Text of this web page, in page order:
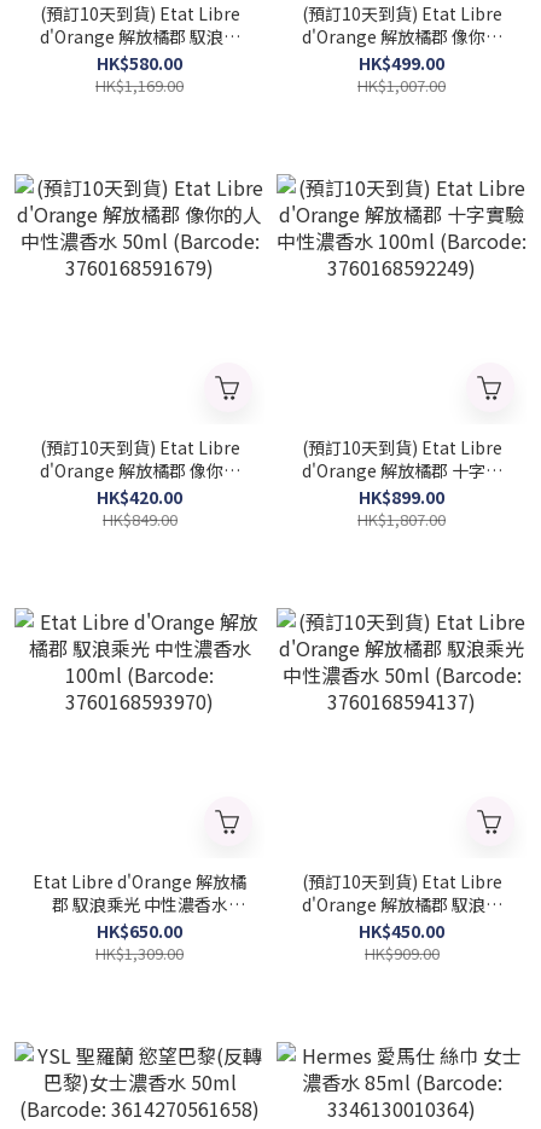
(預訂10天到貨) Etat Libre
d'Orange 解放橘郡 馭浪乘
光 中性濃香水 100ml (簡裝)
(Barcode: 3760168594007)
HK$580.00
HK$1,169.00
(預訂10天到貨) Etat Libre
d'Orange 解放橘郡 像你的
人 中性濃香水 100ml (簡裝)
(Barcode: 3760168591686)
HK$499.00
HK$1,007.00
(預訂10天到貨) Etat Libre
d'Orange 解放橘郡 像你的
人 中性濃香水 50ml
(Barcode: 3760168591679)
HK$420.00
HK$849.00
(預訂10天到貨) Etat Libre
d'Orange 解放橘郡 十字實
驗 中性濃香水 100ml
(Barcode: 3760168592249)
HK$899.00
HK$1,807.00
Etat Libre d'Orange 解放橘
郡 馭浪乘光 中性濃香水
100ml (Barcode:
3760168593970)
HK$650.00
HK$1,309.00
(預訂10天到貨) Etat Libre
d'Orange 解放橘郡 馭浪乘
光 中性濃香水 50ml
(Barcode: 3760168594137)
HK$450.00
HK$909.00